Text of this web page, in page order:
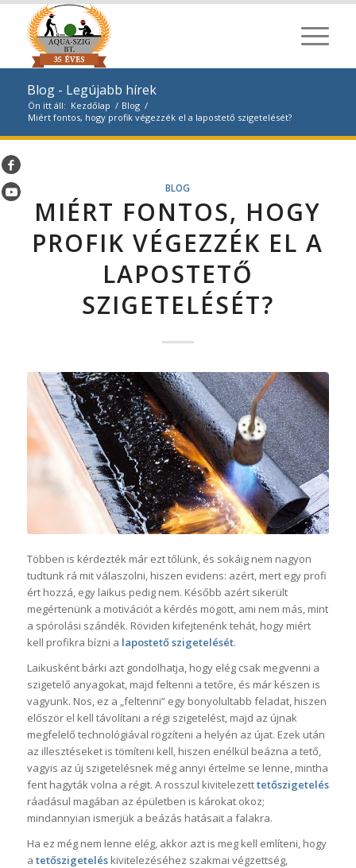
Blog - Legújabb hírek
Ön itt áll: Kezdőlap / Blog /
Miért fontos, hogy profik végezzék el a lapostető szigetelését?
BLOG
MIÉRT FONTOS, HOGY
PROFIK VÉGEZZÉK EL A
LAPOSTETŐ
SZIGETELÉSÉT?
Többen is kérdezték már ezt tőlünk, és sokáig nem nagyon
tudtunk rá mit válaszolni, hiszen evidens: azért, mert egy profi
ért hozzá, egy laikus pedig nem. Később azért sikerült
megértenünk a motivációt a kérdés mögött, ami nem más, mint
a spórolási szándék. Röviden kifejtenénk tehát, hogy miért
kell profikra bízni a lapostető szigetelését.
Laikusként bárki azt gondolhatja, hogy elég csak megvenni a
szigetelő anyagokat, majd feltenni a tetőre, és már készen is
vagyunk. Nos, ez a „feltenni” egy bonyolultabb feladat, hiszen
először el kell távolítani a régi szigetelést, majd az újnak
megfelelő technológiával rögzíteni a helyén az újat. Ezek után
az illesztéseket is tömíteni kell, hiszen enélkül beázna a tető,
vagyis az új szigetelésnek még annyi értelme se lenne, mintha
fent hagyták volna a régit. A rosszul kivitelezetttetőszigetelés
ráadásul magában az épületben is károkat okoz;
mindannyian ismerjük a beázás hatásait a falakra.
Ha ez még nem lenne elég, akkor azt is meg kell említeni, hogy
a tetőszigeteléskivitelezéséhez szakmai végzettség,